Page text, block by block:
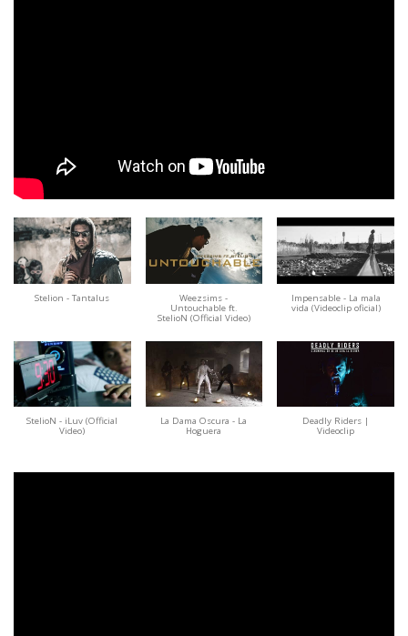
Stelion - Tantalus
Weezsims -
Untouchable ft.
StelioN (Official Video)
Impensable - La mala
vida (Videoclip oficial)
StelioN - iLuv (Official
Video)
La Dama Oscura - La
Hoguera
Deadly Riders |
Videoclip